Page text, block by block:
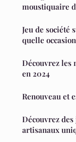
moustiquaire
Jeu de société
quelle
Découvrez les
en 2024
Renouveau et
Découvrez
artisanaux